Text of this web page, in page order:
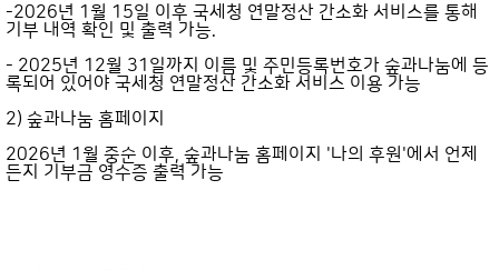
-2026년 1월 15일 이후 국세청 연말정산 간소화 서비스를 통해
기부 내역 확인 및 출력 가능.
- 2025년 12월 31일까지 이름 및 주민등록번호가 숲과나눔에 등
록되어 있어야 국세청 연말정산 간소화 서비스 이용 가능
2) 숲과나눔 홈페이지
2026년 1월 중순 이후, 숲과나눔 홈페이지 '나의 후원'에서 언제
든지 기부금 영수증 출력 가능